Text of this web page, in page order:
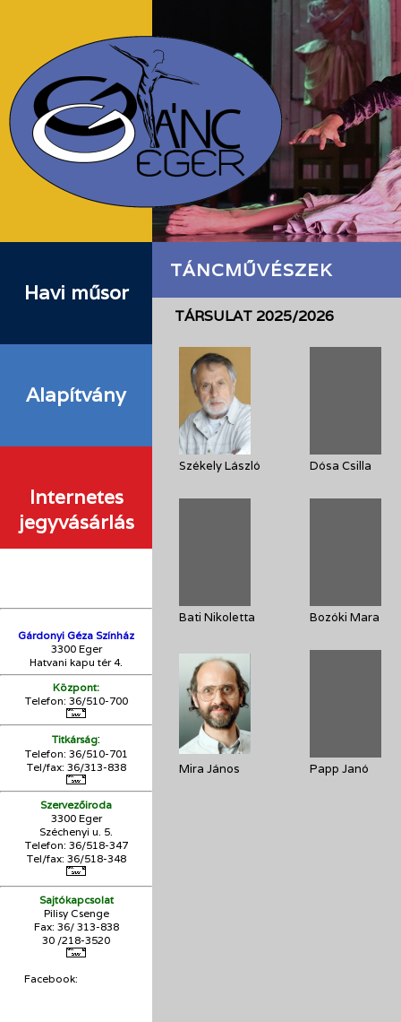
Havi műsor
Alapítvány
Internetes
jegyvásárlás
Gárdonyi Géza Színház
3300 Eger
Hatvani kapu tér 4.
Központ:
Telefon: 36/510-700
Titkárság:
Telefon: 36/510-701
Tel/fax: 36/313-838
Szervezőiroda
3300 Eger
Széchenyi u. 5.
Telefon: 36/518-347
Tel/fax: 36/518-348
Sajtókapcsolat
Pilisy Csenge
Fax: 36/ 313-838
30 /218-3520
Facebook:
TÁNCMŰVÉSZEK
TÁRSULAT 2025/2026
Székely László Dósa Csilla
Bati Nikoletta Bozóki Mara
Mira János Papp Janó